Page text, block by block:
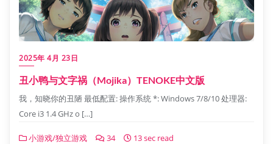
2025年 4月 23日
丑小鸭与文字祸（Mojika）TENOKE中文版
我，知晓你的丑陋 最低配置: 操作系统 *: Windows 7/8/10 处理器:
Core i3 1.4 GHz o […]
小游戏/独立游戏 34 13 sec read